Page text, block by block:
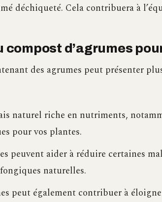
déchiqueté. Cela contribuera à
compost d’agrumes
des agrumes peut présenter
naturel riche en nutriments,
pour vos plantes.
peuvent aider à réduire certaines
naturelles.
peut également contribuer à